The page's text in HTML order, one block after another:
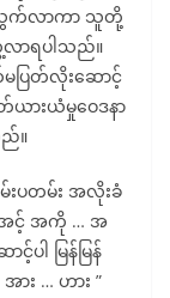
သွက်လာကာ သူတို့
ာရပါသည်။
မပြတ်လိုးဆောင့်
ယားယံမှုဝေဒနာ
။
ပတမ်း အလိုးခံ
င့် အကို … အ
ပါ မြန်မြန်
း … ဟား ”